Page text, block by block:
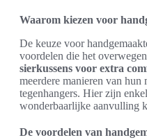
Waarom kiezen voor
De keuze voor
voordelen die het
sierkussens voor extra
meerdere manieren van hun
tegenhangers. Hier zijn
wonderbaarlijke aanvulling
De voordelen van